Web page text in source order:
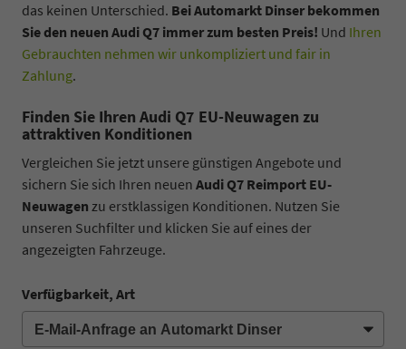
das keinen Unterschied. Bei Automarkt Dinser bekommen
Sie den neuen Audi Q7 immer zum besten Preis! Und Ihren
Gebrauchten nehmen wir unkompliziert und fair in
Zahlung.
Finden Sie Ihren Audi Q7 EU-Neuwagen zu
attraktiven Konditionen
Vergleichen Sie jetzt unsere günstigen Angebote und
sichern Sie sich Ihren neuen Audi Q7 Reimport EU-
Neuwagen zu erstklassigen Konditionen. Nutzen Sie
unseren Suchfilter und klicken Sie auf eines der
angezeigten Fahrzeuge.
Verfügbarkeit, Art